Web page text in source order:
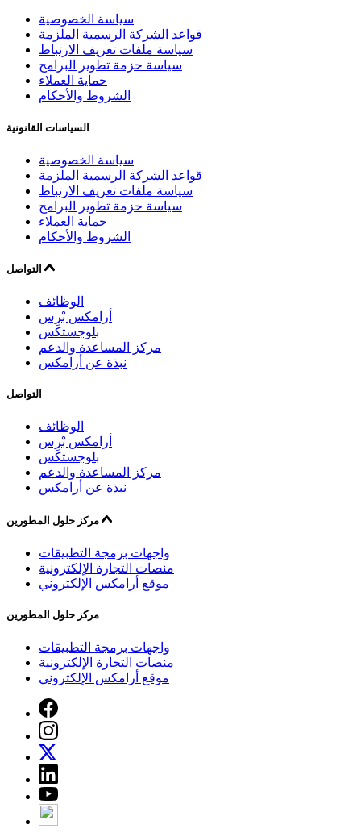
سياسة الخصوصية
قواعد الشركة الرسمية الملزمة
سياسة ملفات تعريف الارتباط
سياسة حزمة تطوير البرامج
حماية العملاء
الشروط والأحكام
السياسات القانونية
سياسة الخصوصية
قواعد الشركة الرسمية الملزمة
سياسة ملفات تعريف الارتباط
سياسة حزمة تطوير البرامج
حماية العملاء
الشروط والأحكام
التواصل
الوظائف
أرامكس بْرِس
بلوجستكس
مركز المساعدة والدعم
نبذة عن أرامكس
التواصل
الوظائف
أرامكس بْرِس
بلوجستكس
مركز المساعدة والدعم
نبذة عن أرامكس
مركز حلول المطورين
واجهات برمجة التطبيقات
منصات التجارة الإلكترونية
موقع أرامكس الإلكتروني
مركز حلول المطورين
واجهات برمجة التطبيقات
منصات التجارة الإلكترونية
موقع أرامكس الإلكتروني